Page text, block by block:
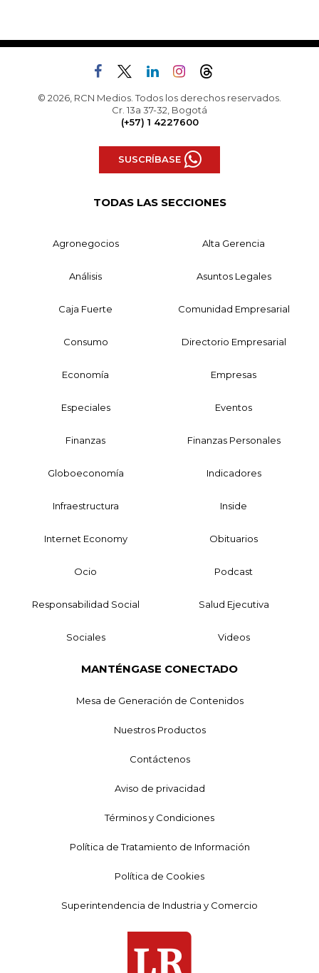
© 2026, RCN Medios. Todos los derechos reservados.
Cr. 13a 37-32, Bogotá
(+57) 1 4227600
SUSCRÍBASE
TODAS LAS SECCIONES
Agronegocios Alta Gerencia
Análisis Asuntos Legales
Caja Fuerte Comunidad Empresarial
Consumo Directorio Empresarial
Economía Empresas
Especiales Eventos
Finanzas Finanzas Personales
Globoeconomía Indicadores
Infraestructura Inside
Internet Economy Obituarios
Ocio Podcast
Responsabilidad Social Salud Ejecutiva
Sociales Videos
MANTÉNGASE CONECTADO
Mesa de Generación de Contenidos
Nuestros Productos
Contáctenos
Aviso de privacidad
Términos y Condiciones
Política de Tratamiento de Información
Política de Cookies
Superintendencia de Industria y Comercio